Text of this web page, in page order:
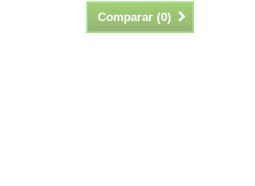
Comparar (0)